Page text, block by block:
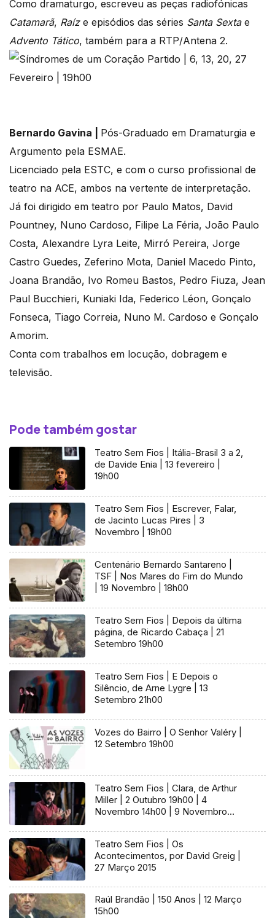
Como dramaturgo, escreveu as peças radiofónicas
Catamarã, Raíz e episódios das séries Santa Sextae
Advento Tático, também para a RTP/Antena 2.
Bernardo Gavina | Pós-Graduado em Dramaturgia e
Argumento pela ESMAE.
Licenciado pela ESTC, e com o curso profissional de
teatro na ACE, ambos na vertente de interpretação.
Já foi dirigido em teatro por Paulo Matos, David
Pountney, Nuno Cardoso, Filipe La Féria, João Paulo
Costa, Alexandre Lyra Leite, Mirró Pereira, Jorge
Castro Guedes, Zeferino Mota, Daniel Macedo Pinto,
Joana Brandão, Ivo Romeu Bastos, Pedro Fiuza, Jean
Paul Bucchieri, Kuniaki Ida, Federico Léon, Gonçalo
Fonseca, Tiago Correia, Nuno M. Cardoso e Gonçalo
Amorim.
Conta com trabalhos em locução, dobragem e
televisão.
Pode também gostar
Teatro Sem Fios | Itália-Brasil 3 a 2,
de Davide Enia | 13 fevereiro |
19h00
Teatro Sem Fios | Escrever, Falar,
de Jacinto Lucas Pires | 3
Novembro | 19h00
Centenário Bernardo Santareno |
TSF | Nos Mares do Fim do Mundo
| 19 Novembro | 18h00
Teatro Sem Fios | Depois da última
página, de Ricardo Cabaça | 21
Setembro 19h00
Teatro Sem Fios | E Depois o
Silêncio, de Arne Lygre | 13
Setembro 21h00
Vozes do Bairro | O Senhor Valéry |
12 Setembro 19h00
Teatro Sem Fios | Clara, de Arthur
Miller | 2 Outubro 19h00 | 4
Novembro 14h00 | 9 Novembro
Teatro Sem Fios | Os
Acontecimentos, por David Greig |
27 Março 2015
Raúl Brandão | 150 Anos | 12 Março
15h00